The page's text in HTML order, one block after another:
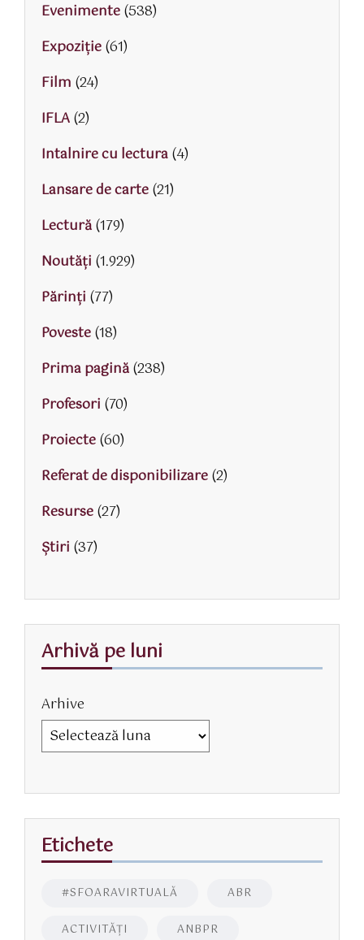
Evenimente(538)
Expoziție(61)
Film (24)
IFLA(2)
Intalnire cu lectura(4)
Lansare de carte(21)
Lectură(179)
Noutăți (1.929)
Părinţi (77)
Poveste(18)
Prima pagină(238)
Profesori (70)
Proiecte(60)
Referat de disponibilizare(2)
Resurse(27)
Știri (37)
Arhivă pe luni
Arhive
Etichete
#SFOARAVIRTUALĂ ABR
ACTIVITĂŢI ANBPR